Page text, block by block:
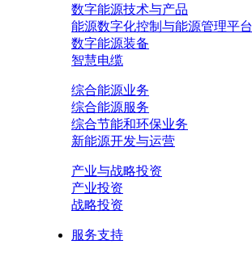
数字能源技术与产品
能源数字化控制与能源管理平台
数字能源装备
智慧电缆
综合能源业务
综合能源服务
综合节能和环保业务
新能源开发与运营
产业与战略投资
产业投资
战略投资
服务支持